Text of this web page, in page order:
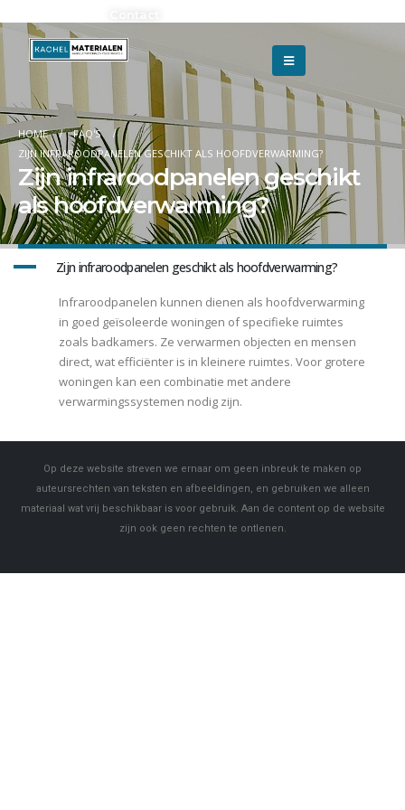
HOME
FAQ'S
ZIJN INFRAROODPANELEN GESCHIKT ALS HOOFDVERWARMING?
Zijn infraroodpanelen geschikt
als hoofdverwarming?
A Zijn infraroodpanelen geschikt als hoofdverwarming?
Infraroodpanelen kunnen dienen als hoofdverwarming
in goed geïsoleerde woningen of specifieke ruimtes
zoals badkamers. Ze verwarmen objecten en mensen
direct, wat efficiënter is in kleinere ruimtes. Voor grotere
woningen kan een combinatie met andere
verwarmingssystemen nodig zijn.
Op deze website streven we ernaar om geen inbreuk te maken op
auteursrechten van teksten en afbeeldingen, en gebruiken we alleen
materiaal wat vrij beschikbaar is voor gebruik. Aan de content op de website
zijn ook geen rechten te ontlenen.